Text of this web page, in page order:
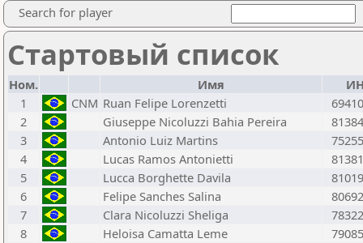
Search for player
Стартовый список
Ном. Имя
1
CNM Ruan Felipe Lorenzetti
69410
2
Giuseppe Nicoluzzi Bahia Pereira
81384
3
Antonio Luiz Martins
75255
4
Lucas Ramos Antonietti
81381
5
Lucca Borghette Davila
81019
6
Felipe Sanches Salina
80692
7
Clara Nicoluzzi Sheliga
78322
8
Heloisa Camatta Leme
79085